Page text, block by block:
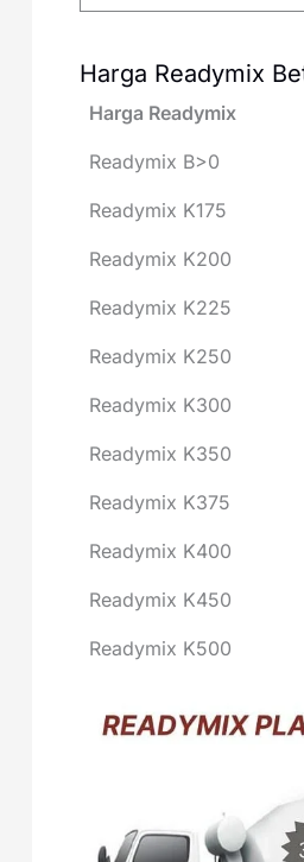
Harga Readymix
Harga Readymix
Readymix B>0
Readymix K175
Readymix K200
Readymix K225
Readymix K250
Readymix K300
Readymix K350
Readymix K375
Readymix K400
Readymix K450
Readymix K500